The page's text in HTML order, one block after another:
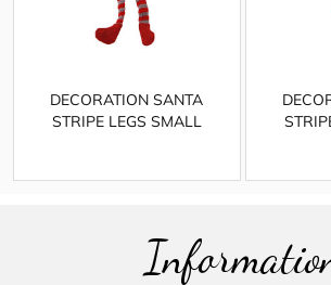
DECORATION SANTA
STRIPE LEGS SMALL